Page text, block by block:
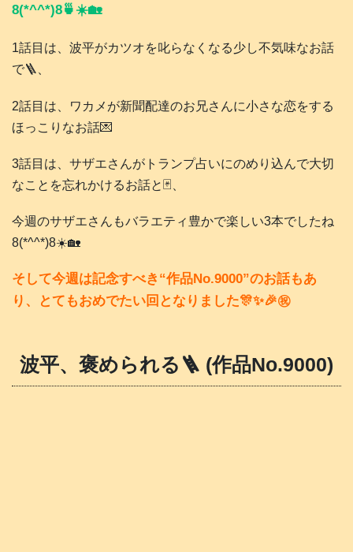
8(*^^*)8🍵☀️🏡
1話目は、波平がカツオを叱らなくなる少し不気味なお話
で🪜、
2話目は、ワカメが新聞配達のお兄さんに小さな恋をする
ほっこりなお話💌
3話目は、サザエさんがトランプ占いにのめり込んで大切
なことを忘れかけるお話と🃏、
今週のサザエさんもバラエティ豊かで楽しい3本でしたね
8(*^^*)8☀️🏡
そして今週は記念すべき“作品No.9000”のお話もあ
り、とてもおめでたい回となりました🎊✨️🎉㊗️
波平、褒められる🪜 (作品No.9000)